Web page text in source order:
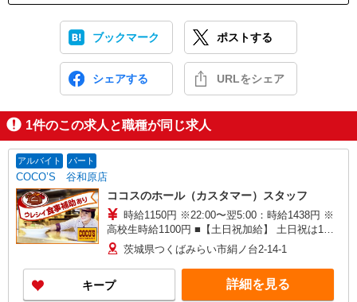
ブックマーク ポストする
シェアする URLをシェア
1件のこの求人と職種が同じ求人
アルバイト パート
COCO’S 谷和原店
ココスのホール（カスタマー）スタッフ
時給1150円 ※22:00〜翌5:00：時給1438円 ※
高校生時給1100円 ■【土日祝加給】 土日祝は1時
間当たり＋50円 ■特別手当 早朝手当（5:00〜
8:00）時給＋150円
茨城県つくばみらい市絹ノ台2-14-1
キープ 詳細を見る